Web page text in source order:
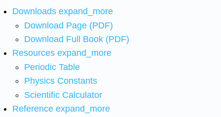
Downloads expand_more
Download Page (PDF)
Download Full Book (PDF)
Resources expand_more
Periodic Table
Physics Constants
Scientific Calculator
Reference expand_more